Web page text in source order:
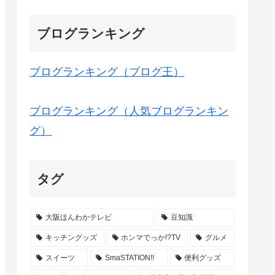
ブログランキング
ブログランキング（ブログ王）
ブログランキング（人気ブログランキン
グ）
タグ
大阪ほんわかテレビ 豆知識
キッチングッズ ホンマでっか!?TV グルメ
スイーツ SmaSTATION!! 便利グッズ